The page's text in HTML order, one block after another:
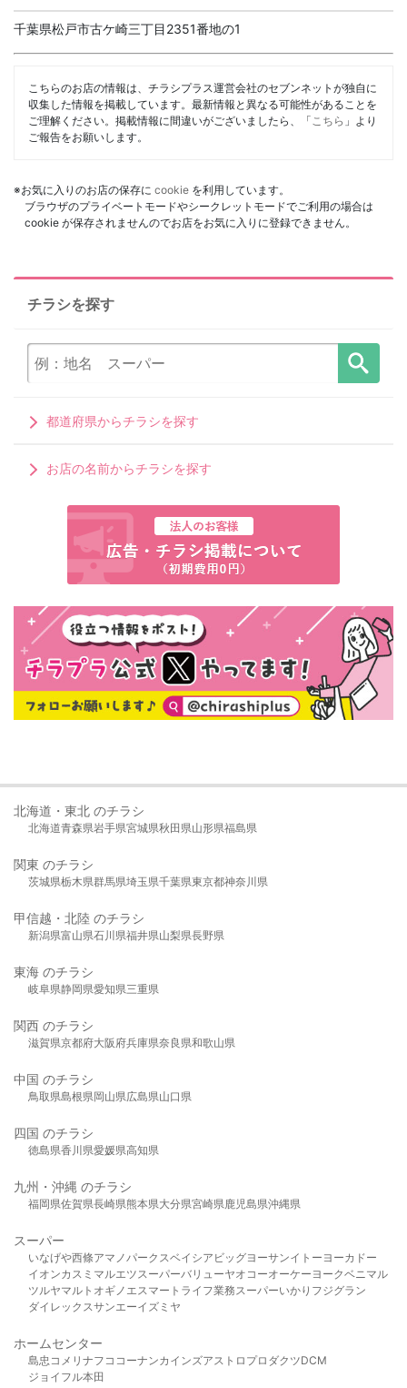
千葉県松戸市古ケ崎三丁目2351番地の1
こちらのお店の情報は、チラシプラス運営会社のセブンネットが独自に
収集した情報を掲載しています。最新情報と異なる可能性があることを
ご理解ください。掲載情報に間違いがございましたら、「 こちら 」より
ご報告をお願いします。
※お気に入りのお店の保存に cookie を利用しています。
ブラウザのプライベートモードやシークレットモードでご利用の場合は
cookie が保存されませんのでお店をお気に入りに登録できません。
チラシを探す
都道府県からチラシを探す
お店の名前からチラシを探す
北海道・東北 のチラシ
北海道青森県岩手県宮城県秋田県山形県福島県
関東 のチラシ
茨城県栃木県群馬県埼玉県千葉県東京都神奈川県
甲信越・北陸 のチラシ
新潟県富山県石川県福井県山梨県長野県
東海 のチラシ
岐阜県静岡県愛知県三重県
関西 のチラシ
滋賀県京都府大阪府兵庫県奈良県和歌山県
中国 のチラシ
鳥取県島根県岡山県広島県山口県
四国 のチラシ
徳島県香川県愛媛県高知県
九州・沖縄 のチラシ
福岡県佐賀県長崎県熊本県大分県宮崎県鹿児島県沖縄県
スーパー
いなげや西條アマノパークスベイシア ビッグヨーサンイトーヨーカドー
イオンカスミ マルエツスーパーバリューヤオコーオーケー ヨークベニマル
ツルヤマルト オギノ エスマート ライフ業務スーパーいかり フジグラン
ダイレックスサンエーイズミヤ
ホームセンター
島忠 コメリ ナフコ コーナンカインズアストロプロダクツDCM
ジョイフル本田